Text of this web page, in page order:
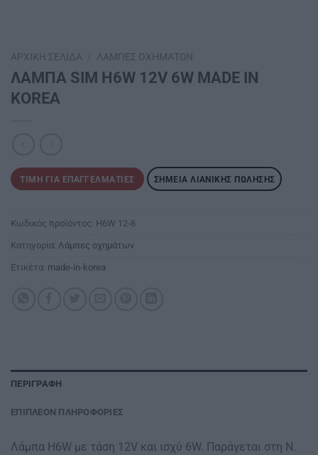
ΑΡΧΙΚΉ ΣΕΛΊΔΑ ΛΆΜΠΕΣ ΟΧΗΜΆΤΩΝ
ΛΑΜΠΑ SΙΜ Η6W 12V 6W MADE IN
ΚΟRΕΑ
ΤΙΜΉ ΓΙΑ ΕΠΑΓΓΕΛΜΑΤΊΕΣ ΣΗΜΕΊΑ ΛΙΑΝΙΚΉΣ ΠΏΛΗΣΗΣ
Κωδικός προϊόντος: H6W 12-6
Κατηγορία: Λάμπες οχημάτων
Ετικέτα: made-in-korea
ΠΕΡΙΓΡΑΦΉ
ΕΠΙΠΛΈΟΝ ΠΛΗΡΟΦΟΡΊΕΣ
Λάμπα Η6W με τάση 12V και ισχύ 6W. Παράγεται στη Ν.